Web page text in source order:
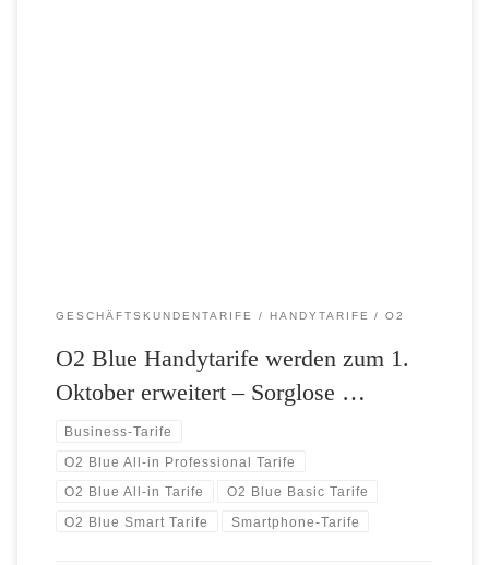
GESCHÄFTSKUNDENTARIFE HANDYTARIFE O2
O2 Blue Handytarife werden zum 1.
Oktober erweitert – Sorglose …
Business-Tarife
O2 Blue All-in Professional Tarife
O2 Blue All-in Tarife O2 Blue Basic Tarife
O2 Blue Smart Tarife Smartphone-Tarife